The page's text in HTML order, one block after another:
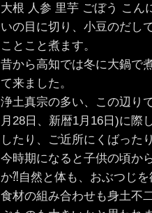
大根 人参 里芋 ごぼう こん
いの目に切り、小豆のだし
ことこと煮ます。
昔から高知では冬に大鍋で
て来ました。
浄土真宗の多い、この辺り
月28日、新暦1月16日)に際
したり、ご近所にくばった
今時期になると子供の頃か
か⁈自然と体も、おぶつじ
食材の組み合わせも身土不